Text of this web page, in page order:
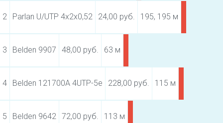
2 Parlan U/UTP 4х2х0,52 24,00 руб. 195, 195 м
3 Belden 9907 48,00 руб. 63 м
4 Belden 121700A 4UTP-5e 228,00 руб. 115 м
5 Belden 9642 72,00 руб. 113 м